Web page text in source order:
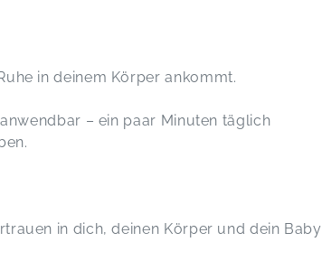
in deinem Körper ankommt.
– ein paar Minuten täglich
in dich, deinen Körper und dein Baby